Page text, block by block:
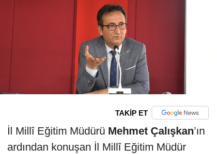
TAKİP ET
İl Millî Eğitim Müdürü Mehmet Çalışkan’ın
ardından konuşan İl Millî Eğitim Müdür